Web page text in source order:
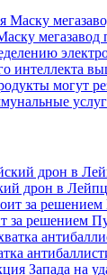
интеллекта
могут
дрон в
за решением